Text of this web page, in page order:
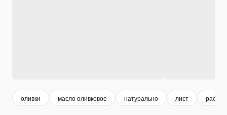
оливки масло оливковое натурально лист